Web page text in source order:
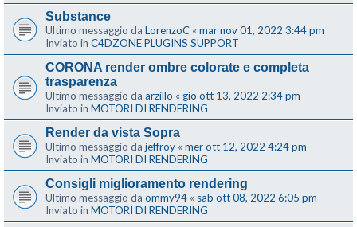
Substance
Ultimo messaggio da LorenzoC « mar nov 01, 2022 3:44 pm
Inviato in C4DZONE PLUGINS SUPPORT
CORONA render ombre colorate e completa
trasparenza
Ultimo messaggio da arzillo « gio ott 13, 2022 2:34 pm
Inviato in MOTORI DI RENDERING
Render da vista Sopra
Ultimo messaggio da jeffroy « mer ott 12, 2022 4:24 pm
Inviato in MOTORI DI RENDERING
Consigli miglioramento rendering
Ultimo messaggio da ommy94 « sab ott 08, 2022 6:05 pm
Inviato in MOTORI DI RENDERING